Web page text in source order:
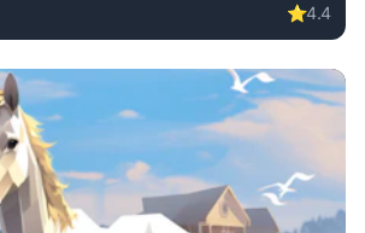
⭐4.4
Shooter online free. adventure game,